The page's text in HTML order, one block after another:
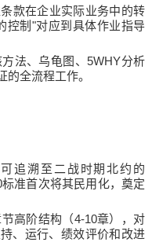
款在企业实际业务中的转
控制 "对应到具体作业指导
法、乌龟图、5WHY分析
全流程工作。
追溯至二战时期北约的
标准首次将其民用化，奠定
高阶结构（4-10章），对
、运行、绩效评价和改进